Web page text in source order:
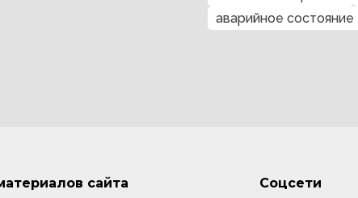
аварийное состояние
сайта Соцсети